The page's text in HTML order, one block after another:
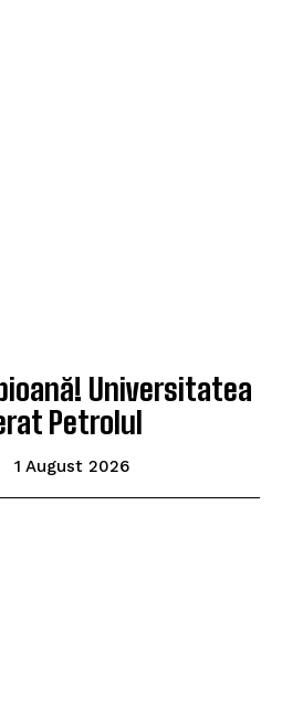
Universitatea
Petrolul
1 August 2026